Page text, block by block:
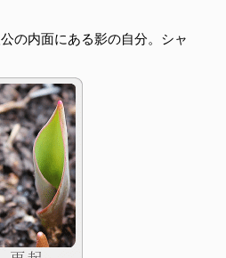
の内面にある影の自分。シャ